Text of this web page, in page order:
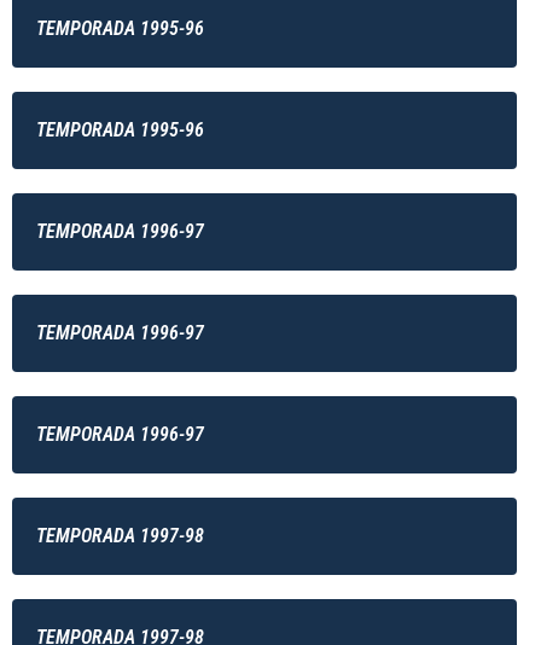
TEMPORADA 1995-96
TEMPORADA 1995-96
TEMPORADA 1996-97
TEMPORADA 1996-97
TEMPORADA 1996-97
TEMPORADA 1997-98
TEMPORADA 1997-98